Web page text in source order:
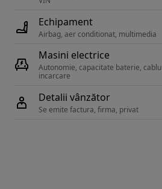
Echipament
Airbag, aer conditionat, multimedia
Masini electrice
Autonomie, capacitate baterie, cablu
Detalii vânzător
Se emite factura, firma, privat